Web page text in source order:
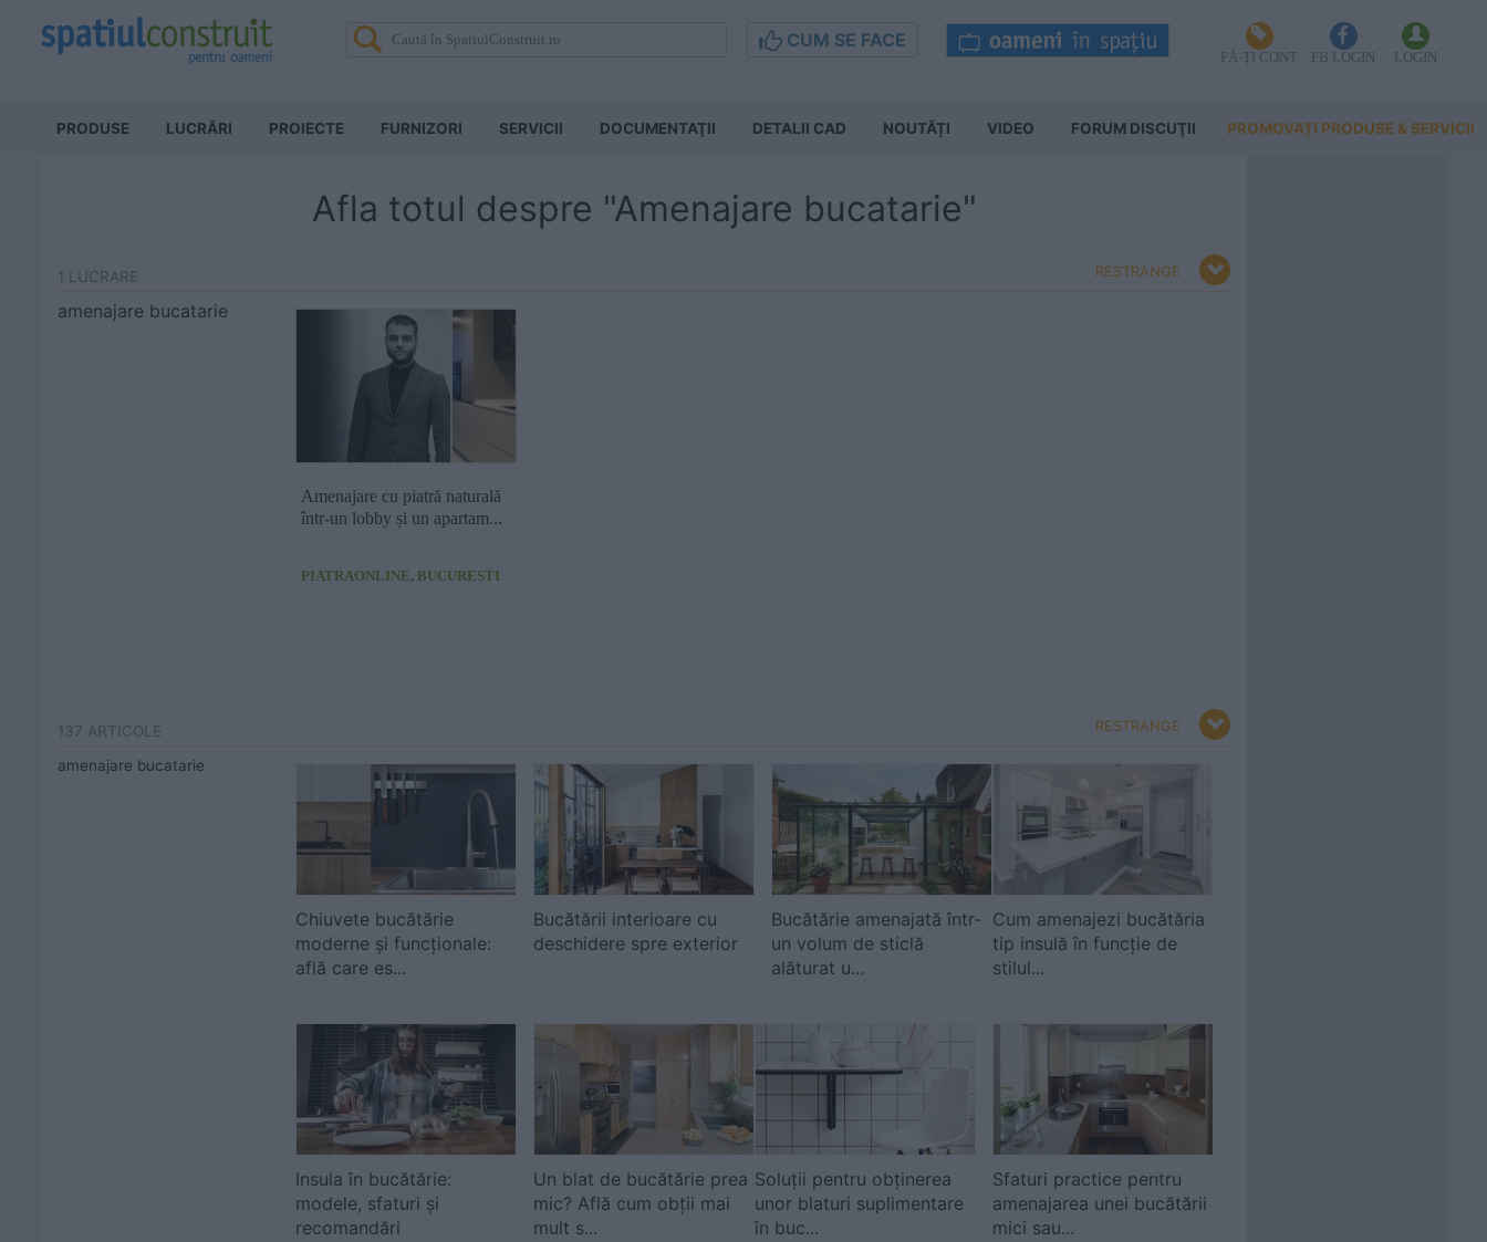
CUM SE FACE
FĂ-ȚI CONT FB LOGIN LOGIN
PRODUSE LUCRĂRI PROIECTE FURNIZORI SERVICII DOCUMENTAŢII DETALII CAD NOUTĂȚI VIDEO FORUM DISCUŢII PROMOVAȚI PRODUSE & SERVICII
Afla totul despre "Amenajare bucatarie"
1 LUCRARE
amenajare bucatarie
Amenajare cu piatră naturală
într-un lobby și un apartam...
PIATRAONLINE, BUCURESTI
RESTRANGE
137 ARTICOLE
amenajare bucatarie
Chiuvete bucătărie
moderne și funcționale:
află care es...
Bucătării interioare cu
deschidere spre exterior
Bucătărie amenajată într-
un volum de sticlă
alăturat u...
Cum amenajezi bucătăria
tip insulă în funcţie de
stilul...
Insula în bucătărie:
modele, sfaturi și
recomandări
Un blat de bucătărie prea
mic? Află cum obții mai
mult s...
Soluții pentru obținerea
unor blaturi suplimentare
în buc...
Sfaturi practice pentru
amenajarea unei bucătării
mici sau...
RESTRANGE